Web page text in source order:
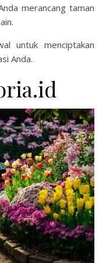
merancang taman
untuk menciptakan
Anda.